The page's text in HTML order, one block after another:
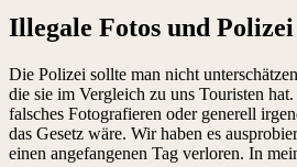
Illegale Fotos und Polizei
Die Polizei sollte man nicht
die sie im Vergleich zu uns Touristen
falsches Fotografieren oder generell
das Gesetz wäre. Wir haben es
einen angefangenen Tag verloren. In